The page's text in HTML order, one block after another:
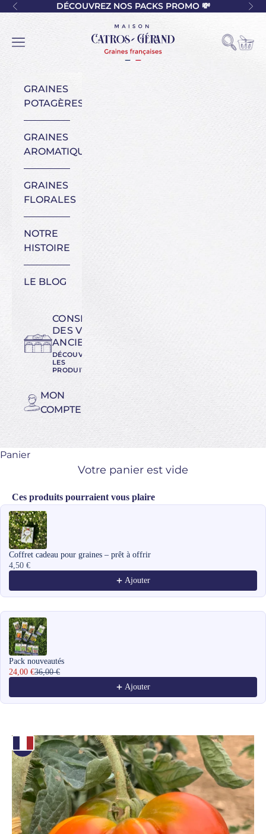
Passer au contenu
PrécédentDÉCOUVREZ NOS PACKS PROMO 💸
Maison Catros-Gérand
Ouvrir la navigation
Ouvrir la
Voir
GRAINES
POTAGÈRES
GRAINES
AROMATIQUES
GRAINES
FLORALES
NOTRE
HISTOIRE
LE BLOG
CONSERVATOIRE
DES VARIÉTÉS
ANCIENNES
DÉCOUVREZ
LES
PRODUITS
MON
COMPTE
Panier
Votre panier est vide
Ces produits pourraient vous plaire
Use the Previous and Next buttons to navigate through product
Coffret cadeau pour graines – prêt à offrir
4,50 €
Ajouter
Pack nouveautés
24,00 €36,00 €
Ajouter
Zoomer sur l'image